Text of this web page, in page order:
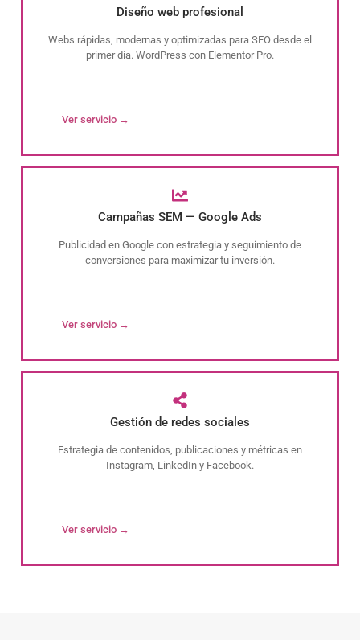
Diseño web profesional
Webs rápidas, modernas y optimizadas para SEO desde el
primer día. WordPress con Elementor Pro.
Ver servicio →
Campañas SEM — Google Ads
Publicidad en Google con estrategia y seguimiento de
conversiones para maximizar tu inversión.
Ver servicio →
Gestión de redes sociales
Estrategia de contenidos, publicaciones y métricas en
Instagram, LinkedIn y Facebook.
Ver servicio →